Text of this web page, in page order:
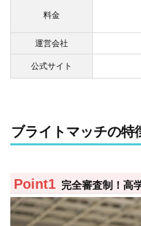
料金
運営会社
公式サイト
ブライトマッチの特
完全審査制！高